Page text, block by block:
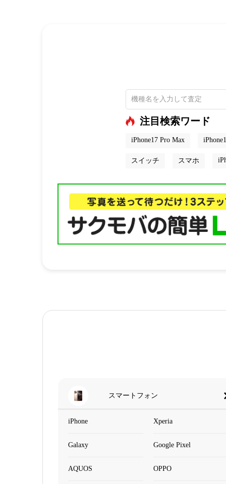
注目検索ワード
iPhone17 Pro Max
スイッチ スマホ
スマートフォン
iPhone Xperia
Galaxy Google Pixel
AQUOS OPPO